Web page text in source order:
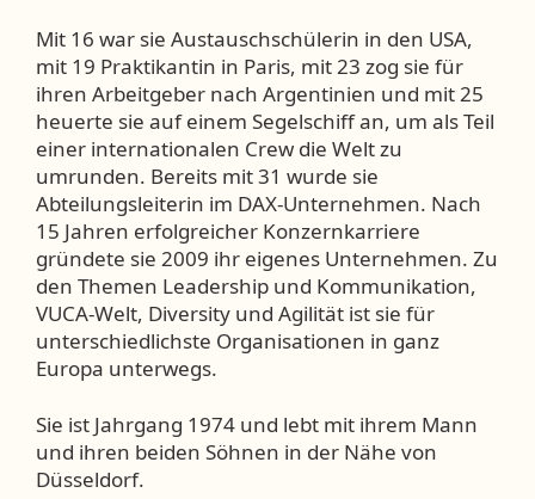
Mit 16 war sie Austauschschülerin in den USA,
mit 19 Praktikantin in Paris, mit 23 zog sie für
ihren Arbeitgeber nach Argentinien und mit 25
heuerte sie auf einem Segelschiff an, um als Teil
einer internationalen Crew die Welt zu
umrunden. Bereits mit 31 wurde sie
Abteilungsleiterin im DAX-Unternehmen. Nach
15 Jahren erfolgreicher Konzernkarriere
gründete sie 2009 ihr eigenes Unternehmen. Zu
den Themen Leadership und Kommunikation,
VUCA-Welt, Diversity und Agilität ist sie für
unterschiedlichste Organisationen in ganz
Europa unterwegs.
Sie ist Jahrgang 1974 und lebt mit ihrem Mann
und ihren beiden Söhnen in der Nähe von
Düsseldorf.